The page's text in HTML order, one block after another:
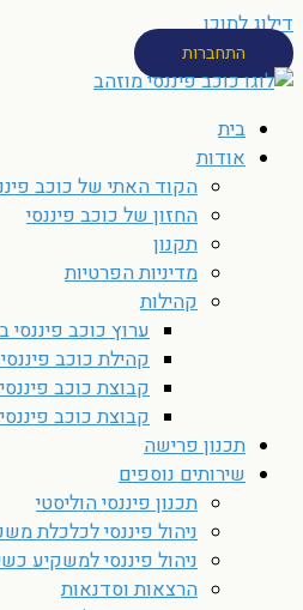
דילוג לתוכן
התחברות
בית
אודות
הקוד האתי של כוכב
החזון של כוכב פיננסי
תקנון
מדיניות הפרטיות
קהילות
ערוץ כוכב פיננסי
קהילת כוכב
קבוצת כוכב
קבוצת כוכב
תכנון פרישה
שירותים נוספים
תכנון פיננסי הוליסטי
ניהול פיננסי לכלכלת
ניהול פיננסי למשקיע
הרצאות וסדנאות